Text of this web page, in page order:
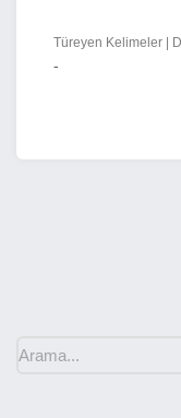
Türeyen Kelimeler |
-